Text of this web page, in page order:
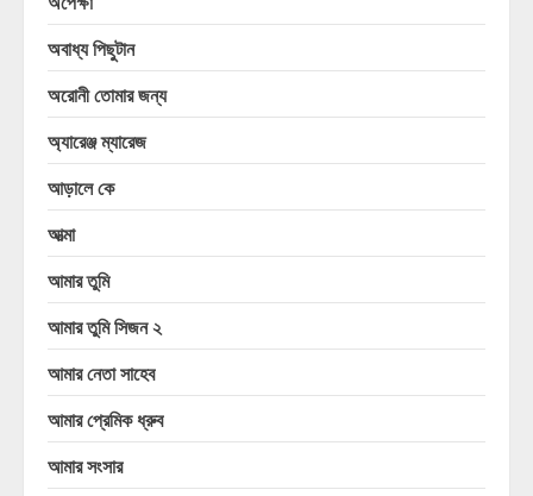
অবাধ্য পিছুটান
অরোনী তোমার জন্য
অ্যারেঞ্জ ম্যারেজ
আড়ালে কে
আত্মা
আমার তুমি
আমার তুমি সিজন ২
আমার নেতা সাহেব
আমার প্রেমিক ধ্রুব
আমার সংসার